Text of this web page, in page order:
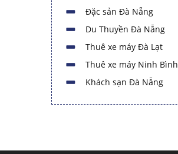
Đặc sản Đà Nẵng
Du Thuyền Đà Nẵng
Thuê xe máy Đà Lạt
Thuê xe máy Ninh Bình
Khách sạn Đà Nẵng